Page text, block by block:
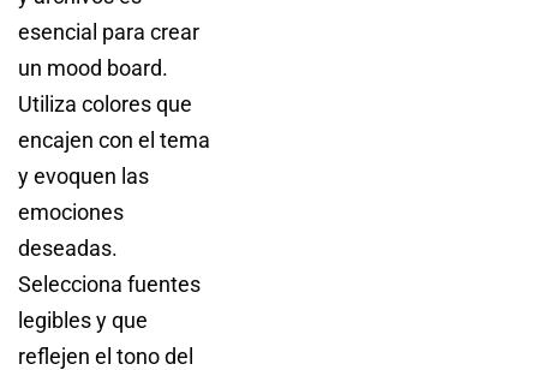
esencial para crear
un mood board.
Utiliza colores que
encajen con el tema
y evoquen las
emociones
deseadas.
Selecciona fuentes
legibles y que
reflejen el tono del